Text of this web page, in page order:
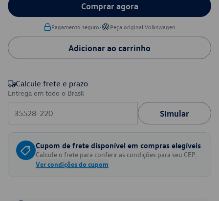
Comprar agora
Pagamento seguro• Peça original Volkswagen
Adicionar ao carrinho
Calcule frete e prazo
Entrega em todo o Brasil
Simular
Cupom de frete disponível em compras elegíveis
Calcule o frete para conferir as condições para seu CEP.
Ver condições do cupom